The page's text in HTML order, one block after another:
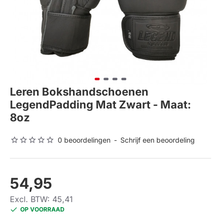
Leren Bokshandschoenen
LegendPadding Mat Zwart - Maat:
8oz
0 beoordelingen - Schrijf een beoordeling
54,95
Excl. BTW: 45,41
OP VOORRAAD